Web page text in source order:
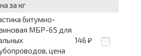
за кг
битумно-
МБР-65 для
цена
146 ₽